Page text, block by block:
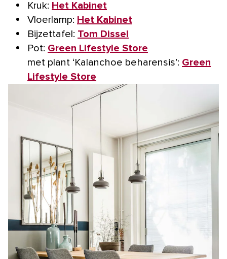
Kruk: Het Kabinet
Vloerlamp: Het Kabinet
Bijzettafel: Tom Dissel
Pot: Green Lifestyle Store
met plant ‘Kalanchoe beharensis’: Green
Lifestyle Store